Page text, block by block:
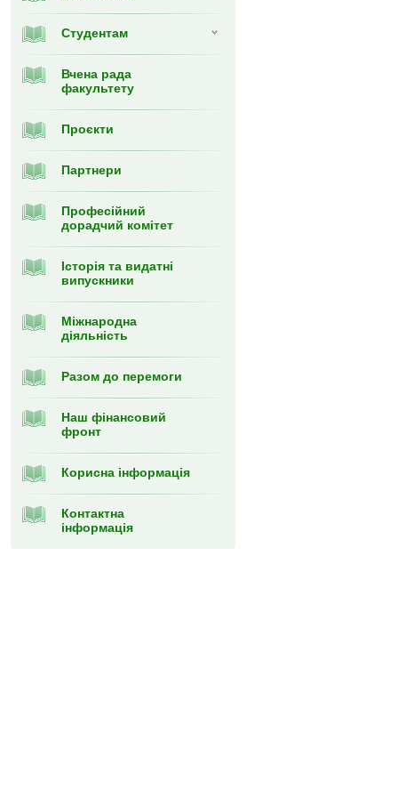
Студентам
Вчена рада
факультету
Проєкти
Партнери
Професійний
дорадчий комітет
Історія та видатні
випускники
Міжнародна
діяльність
Разом до перемоги
Наш фінансовий
фронт
Корисна інформація
Контактна
інформація